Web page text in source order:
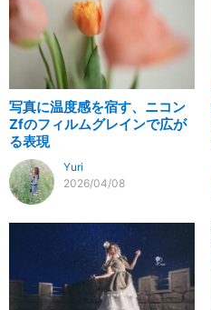
写真に温度感を宿す、ニコン
Zfのフィルムグレインで広が
る表現
Yuri
2026/04/08